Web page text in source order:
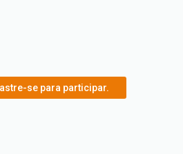
se para participar.